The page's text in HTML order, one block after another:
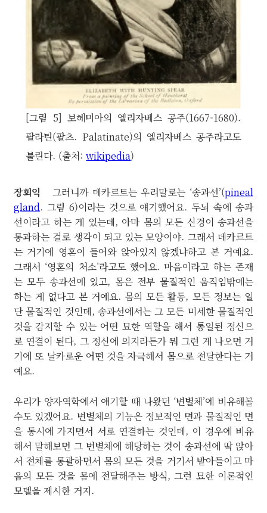
[그림 5] 보헤미아의 엘리자베스 공주(1667-1680).
팔라틴(팔츠. Palatinate)의 엘리자베스 공주라고도
불린다. (출처:wikipedia)
장회익 그러니까 데카르트는 우리말로는 ‘송과선’(pineal
gland. 그림 6)이라는 것으로 얘기했어요. 두뇌 속에 송과
선이라고 하는 게 있는데, 아마 몸의 모든 신경이 송과선을
통과하는 걸로 생각이 되고 있는 모양이야. 그래서 데카르트
는 거기에 영혼이 들어와 앉아있지 않겠냐하고 본 거예요.
그래서 ‘영혼의 처소’라고도 했어요. 마음이라고 하는 존재
는 모두 송과선에 있고, 몸은 전부 물질적인 움직임밖에는
하는 게 없다고 본 거예요. 몸의 모든 활동, 모든 정보는 일
단 물질적인 것인데, 송과선에서는 그 모든 미세한 물질적인
것을 감지할 수 있는 어떤 묘한 역할을 해서 통일된 정신으
로 연결이 된다, 그 정신에 의지라든가 뭐 그런 게 나오면 거
기에 또 날카로운 어떤 것을 자극해서 몸으로 전달한다는 거
예요.
우리가 양자역학에서 얘기할 때 나왔던 ‘변별체’에 비유해볼
수도 있겠어요. 변별체의 기능은 정보적인 면과 물질적인 면
을 동시에 가지면서 서로 연결하는 것인데, 이 경우에 비유
해서 말해보면 그 변별체에 해당하는 것이 송과선에 딱 앉아
서 전체를 통괄하면서 몸의 모든 것을 거기서 받아들이고 마
음의 모든 것을 몸에 전달해주는 방식, 그런 묘한 이론적인
모델을 제시한 거지.